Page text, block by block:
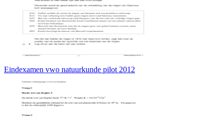
Eindexamen vwo natuurkunde pilot 2012